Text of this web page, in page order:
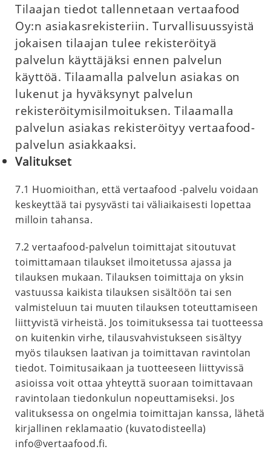
Tilaajan tiedot tallennetaan vertaafood
Oy:n asiakasrekisteriin. Turvallisuussyistä
jokaisen tilaajan tulee rekisteröityä
palvelun käyttäjäksi ennen palvelun
käyttöä. Tilaamalla palvelun asiakas on
lukenut ja hyväksynyt palvelun
rekisteröitymisilmoituksen. Tilaamalla
palvelun asiakas rekisteröityy vertaafood-
palvelun asiakkaaksi.
Valitukset
7.1 Huomioithan, että vertaafood -palvelu voidaan
keskeyttää tai pysyvästi tai väliaikaisesti lopettaa
milloin tahansa.
7.2 vertaafood-palvelun toimittajat sitoutuvat
toimittamaan tilaukset ilmoitetussa ajassa ja
tilauksen mukaan. Tilauksen toimittaja on yksin
vastuussa kaikista tilauksen sisältöön tai sen
valmisteluun tai muuten tilauksen toteuttamiseen
liittyvistä virheistä. Jos toimituksessa tai tuotteessa
on kuitenkin virhe, tilausvahvistukseen sisältyy
myös tilauksen laativan ja toimittavan ravintolan
tiedot. Toimitusaikaan ja tuotteeseen liittyvissä
asioissa voit ottaa yhteyttä suoraan toimittavaan
ravintolaan tiedonkulun nopeuttamiseksi. Jos
valituksessa on ongelmia toimittajan kanssa, lähetä
kirjallinen reklamaatio (kuvatodisteella)
info@vertaafood.fi.